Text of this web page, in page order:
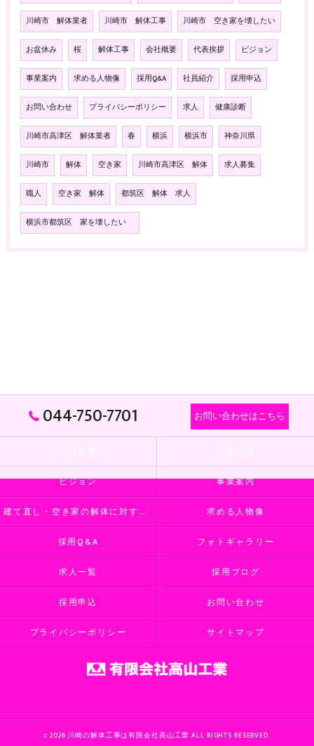
川崎市 解体業者 川崎市 解体工事 川崎市 空き家を壊したい
お盆休み 桜 解体工事 会社概要 代表挨拶 ビジョン
事業案内 求める人物像 採用Q&A 社員紹介 採用申込
お問い合わせ プライバシーポリシー 求人 健康診断
川崎市高津区 解体業者 春 横浜 横浜市 神奈川県
川崎市 解体 空き家 川崎市高津区 解体 求人募集
職人 空き家 解体 都筑区 解体 求人
横浜市都筑区 家を壊したい
044-750-7701 お問い合わせはこちら
ビジョン 事業案内
建て直し・空き家の解体に対するご相談 求める人物像
採用Q&A フォトギャラリー
求人一覧 採用ブログ
採用申込 お問い合わせ
プライバシーポリシー サイトマップ
c 2026 川崎の解体工事は有限会社高山工業 ALL RIGHTS RESERVED.